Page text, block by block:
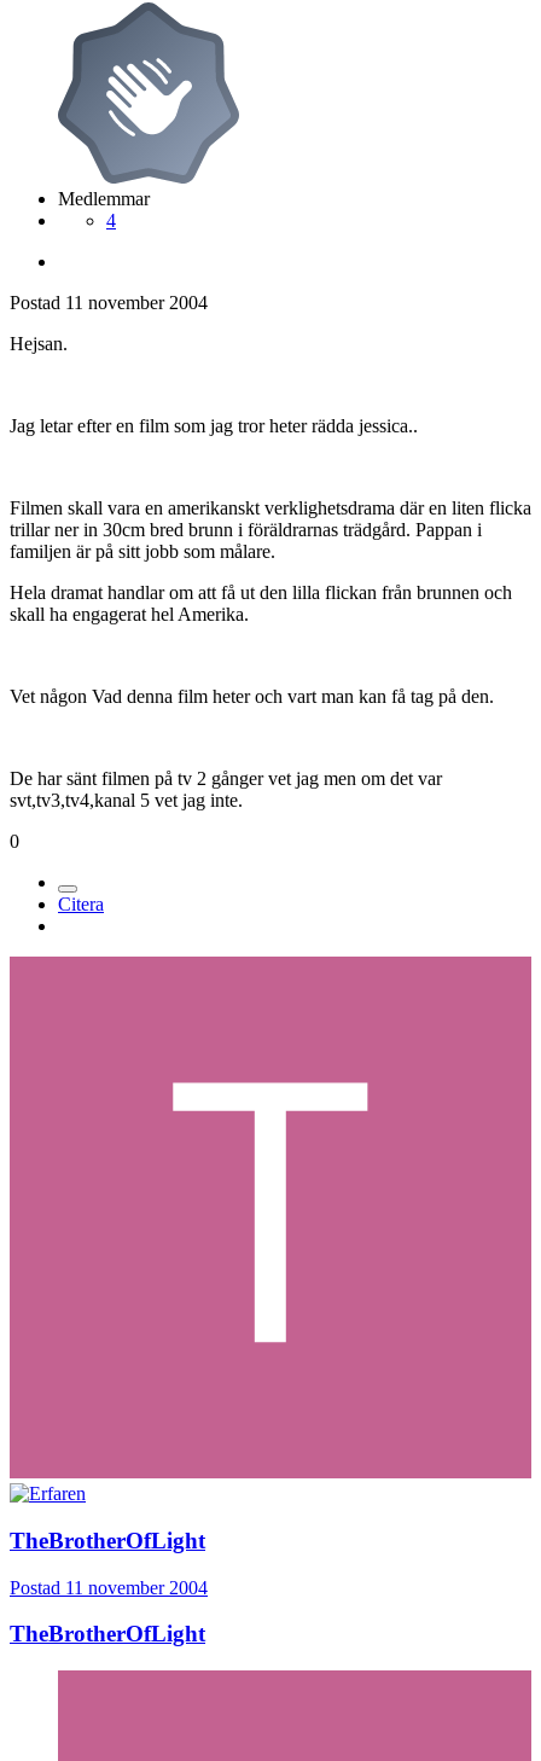
Medlemmar
4
Postad 11 november 2004
Hejsan.
Jag letar efter en film som jag tror heter rädda jessica..
Filmen skall vara en amerikanskt verklighetsdrama där en liten flicka
trillar ner in 30cm bred brunn i föräldrarnas trädgård. Pappan i
familjen är på sitt jobb som målare.
Hela dramat handlar om att få ut den lilla flickan från brunnen och
skall ha engagerat hel Amerika.
Vet någon Vad denna film heter och vart man kan få tag på den.
De har sänt filmen på tv 2 gånger vet jag men om det var
svt,tv3,tv4,kanal 5 vet jag inte.
0
Citera
TheBrotherOfLight
Postad 11 november 2004
TheBrotherOfLight